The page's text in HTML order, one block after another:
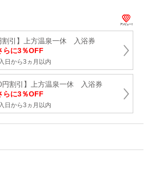
割引】上方温泉一休 入浴券
らに3％OFF
日から3ヵ月以内
円割引】上方温泉一休 入浴券
らに3％OFF
日から3ヵ月以内